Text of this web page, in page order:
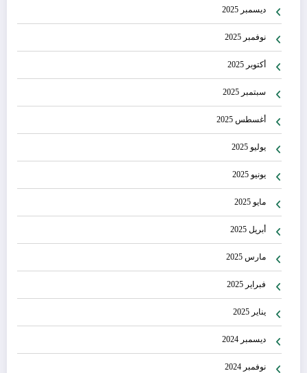
ديسمبر 2025
نوفمبر 2025
أكتوبر 2025
سبتمبر 2025
أغسطس 2025
يوليو 2025
يونيو 2025
مايو 2025
أبريل 2025
مارس 2025
فبراير 2025
يناير 2025
ديسمبر 2024
نوفمبر 2024